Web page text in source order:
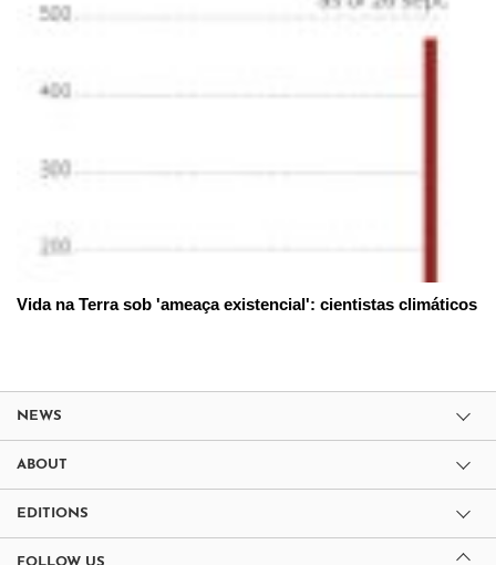
Vida na Terra sob 'ameaça existencial': cientistas climáticos
NEWS
ABOUT
EDITIONS